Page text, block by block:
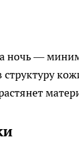
ночь —